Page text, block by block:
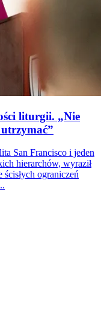
liturgii. „Nie
utrzymać”
San Francisco i jeden
hierarchów, wyraził
ograniczeń